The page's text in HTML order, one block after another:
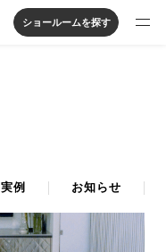
ショールームを探す
実例 お知らせ